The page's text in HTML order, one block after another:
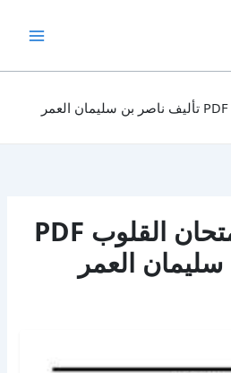
تحميل كتاب امتحان القلوب PDF تأليف ناصر بن سليمان العمر
تحميل كتاب امتحان القلوب PDF
العمر